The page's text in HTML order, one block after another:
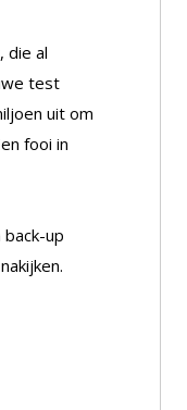
die al
test
uit om
fooi in
up